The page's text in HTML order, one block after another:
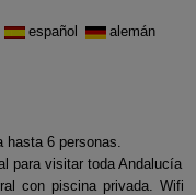
español
alemán
hasta 6 personas.
para visitar toda Andalucía
con piscina privada. Wifi